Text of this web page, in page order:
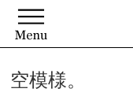
空模様。